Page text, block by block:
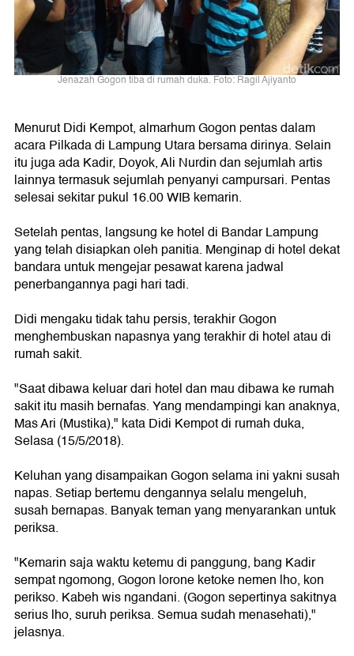
Jenazah Gogon tiba di rumah duka. Foto: Ragil Ajiyanto
Menurut Didi Kempot, almarhum Gogon pentas dalam
acara Pilkada di Lampung Utara bersama dirinya. Selain
itu juga ada Kadir, Doyok, Ali Nurdin dan sejumlah artis
lainnya termasuk sejumlah penyanyi campursari. Pentas
selesai sekitar pukul 16.00 WIB kemarin.
Setelah pentas, langsung ke hotel di Bandar Lampung
yang telah disiapkan oleh panitia. Menginap di hotel dekat
bandara untuk mengejar pesawat karena jadwal
penerbangannya pagi hari tadi.
Didi mengaku tidak tahu persis, terakhir Gogon
menghembuskan napasnya yang terakhir di hotel atau di
rumah sakit.
"Saat dibawa keluar dari hotel dan mau dibawa ke rumah
sakit itu masih bernafas. Yang mendampingi kan anaknya,
Mas Ari (Mustika)," kata Didi Kempot di rumah duka,
Selasa (15/5/2018).
Keluhan yang disampaikan Gogon selama ini yakni susah
napas. Setiap bertemu dengannya selalu mengeluh,
susah bernapas. Banyak teman yang menyarankan untuk
periksa.
"Kemarin saja waktu ketemu di panggung, bang Kadir
sempat ngomong, Gogon lorone ketoke nemen lho, kon
perikso. Kabeh wis ngandani. (Gogon sepertinya sakitnya
serius lho, suruh periksa. Semua sudah menasehati),"
jelasnya.